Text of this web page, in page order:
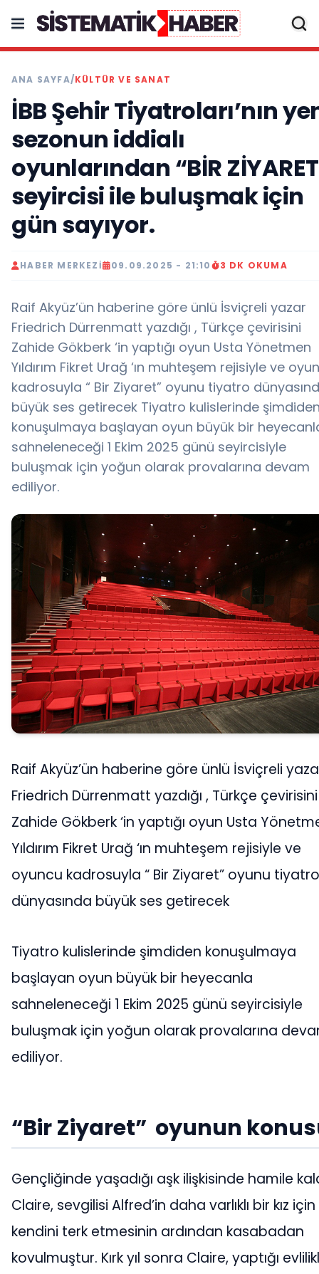
ANA SAYFA/KÜLTÜR VE SANAT
İBB Şehir Tiyatroları’nın
sezonun iddialı
oyunlarından “BİR
seyircisi ile buluşmak için
gün sayıyor.
HABER MERKEZI 09.09.2025 - 21:10 3 DK OKUMA
Raif Akyüz’ün haberine göre ünlü İsviçreli yazar
Friedrich Dürrenmatt yazdığı , Türkçe çevirisini
Zahide Gökberk ‘in yaptığı oyun Usta Yönetmen
Yıldırım Fikret Urağ ‘ın muhteşem rejisiyle ve
kadrosuyla “ Bir Ziyaret” oyunu tiyatro
büyük ses getirecek Tiyatro kulislerinde
konuşulmaya başlayan oyun büyük bir
sahneleneceği 1 Ekim 2025 günü seyircisiyle
buluşmak için yoğun olarak provalarına devam
ediliyor.
Raif Akyüz’ün haberine göre ünlü İsviçreli
Friedrich Dürrenmatt yazdığı , Türkçe çevirisini
Zahide Gökberk ‘in yaptığı oyun Usta
Yıldırım Fikret Urağ ‘ın muhteşem rejisiyle ve
oyuncu kadrosuyla “ Bir Ziyaret” oyunu tiyatro
dünyasında büyük ses getirecek
Tiyatro kulislerinde şimdiden konuşulmaya
başlayan oyun büyük bir heyecanla
sahneleneceği 1 Ekim 2025 günü seyircisiyle
buluşmak için yoğun olarak provalarına
ediliyor.
“Bir Ziyaret” oyunun
Gençliğinde yaşadığı aşk ilişkisinde hamile
Claire, sevgilisi Alfred’in daha varlıklı bir kız için
kendini terk etmesinin ardından kasabadan
kovulmuştur. Kırk yıl sonra Claire, yaptığı